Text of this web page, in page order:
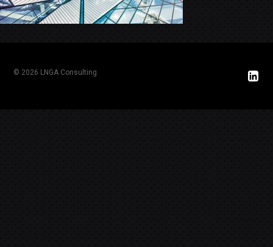
© 2026 LNGA Consulting